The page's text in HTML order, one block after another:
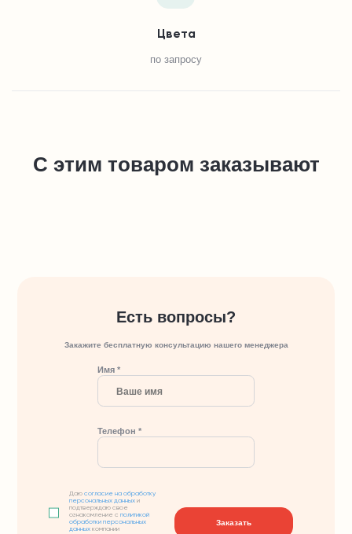
Цвета
по запросу
С этим товаром заказывают
Есть вопросы?
Закажите бесплатную консультацию нашего менеджера
Имя *
Телефон *
Даюсогласие на обработку
персональных данных и
подтверждаю свое
ознакомление сполитикой
обработки персональных
данных компании
Заказать